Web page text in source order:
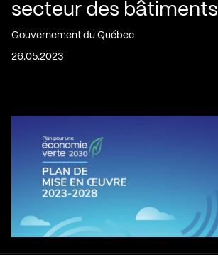
secteur des bâtiments
Gouvernement du Québec
26.05.2023